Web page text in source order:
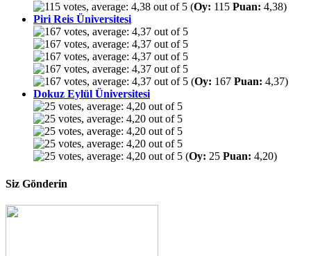
(Oy: 115 Puan: 4,38)
Piri Reis Üniversitesi
(Oy: 167 Puan: 4,37)
Dokuz Eylül Üniversitesi
(Oy: 25 Puan: 4,20)
Siz Gönderin